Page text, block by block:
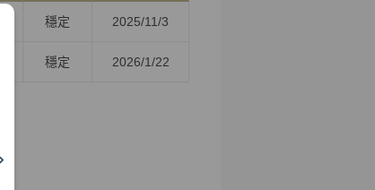
穩定 2025/11/3
穩定 2026/1/22